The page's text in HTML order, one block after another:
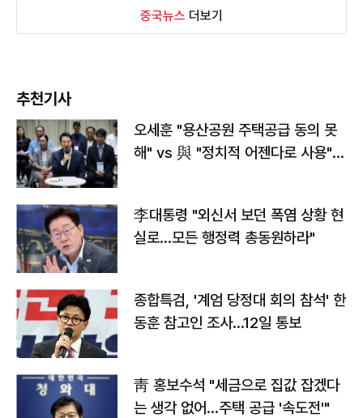
중국뉴스 더보기
추천기사
오세훈 "용산공원 주택공급 동의 못
해" vs 與 "정치적 어젠다로 사용"
李대통령 "외신서 보던 폭염 상황 현
실로…모든 행정력 총동원하라"
종합특검, '계엄 당정대 회의 참석' 한
동훈 참고인 조사...12일 통보
靑 홍보수석 "세금으로 집값 잡겠다
는 생각 없어…주택 공급 '속도전'"